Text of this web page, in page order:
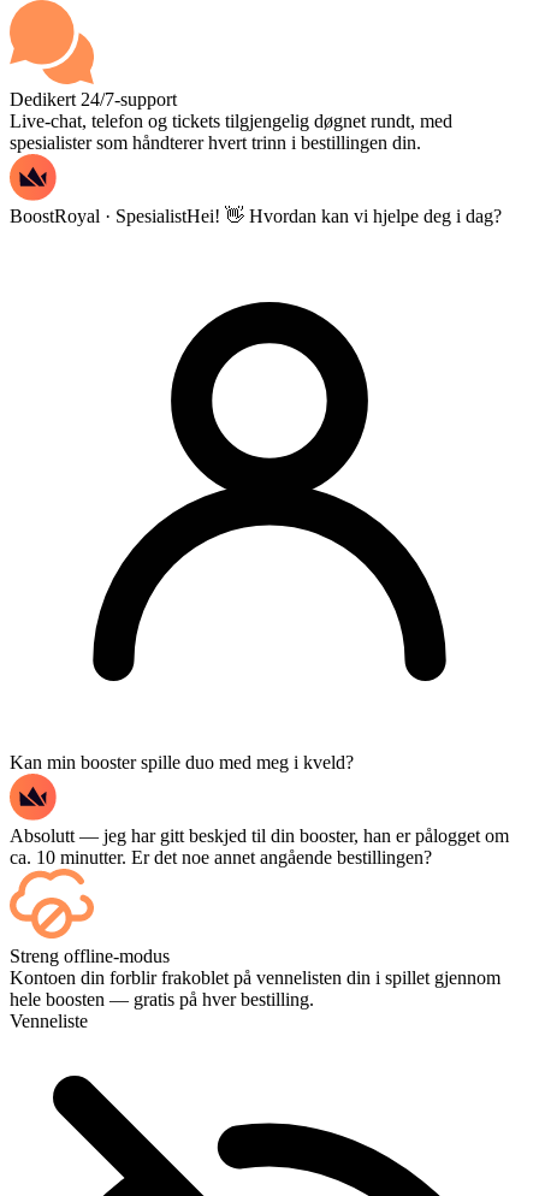
Dedikert 24/7-support
Live-chat, telefon og tickets tilgjengelig døgnet rundt, med
spesialister som håndterer hvert trinn i bestillingen din.
BoostRoyal · SpesialistHei! 👋 Hvordan kan vi hjelpe deg i dag?
Kan min booster spille duo med meg i kveld?
Absolutt — jeg har gitt beskjed til din booster, han er pålogget om
ca. 10 minutter. Er det noe annet angående bestillingen?
Jepp – hver kamp dukker opp på dashbordet ditt etter hvert som den
avsluttes, og hvis du vil se selve kampene, legg til Streaming i
kassen.
Streng offline-modus
Kontoen din forblir frakoblet på vennelisten din i spillet gjennom
hele boosten — gratis på hver bestilling.
Venneliste